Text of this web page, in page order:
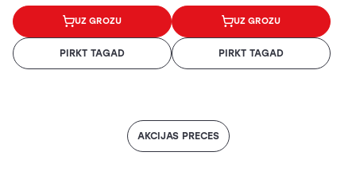
UZ GROZU
PIRKT TAGAD
UZ GROZU
PIRKT TAGAD
AKCIJAS PRECES